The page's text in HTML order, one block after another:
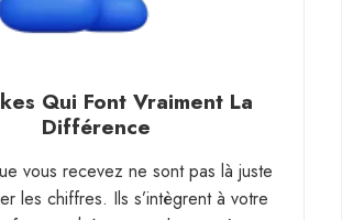
Qui Font Vraiment La
Différence
vous recevez ne sont pas là juste
les chiffres. Ils s’intègrent à votre